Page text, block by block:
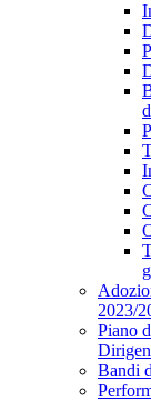
2023/
Piano
Bandi